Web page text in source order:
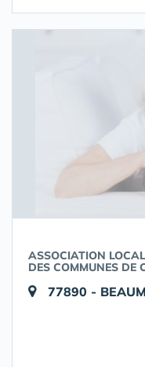
ASSOCIATION
DES COMMUNES DE
77890 -